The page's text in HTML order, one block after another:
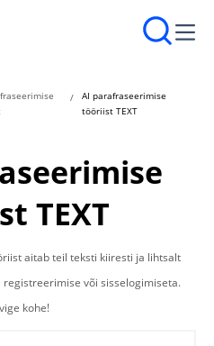
AI parafraseerimise
tööriist TEXT
TEXT
aitab teil teksti kiiresti ja lihtsalt
või sisselogimiseta.
kohe!